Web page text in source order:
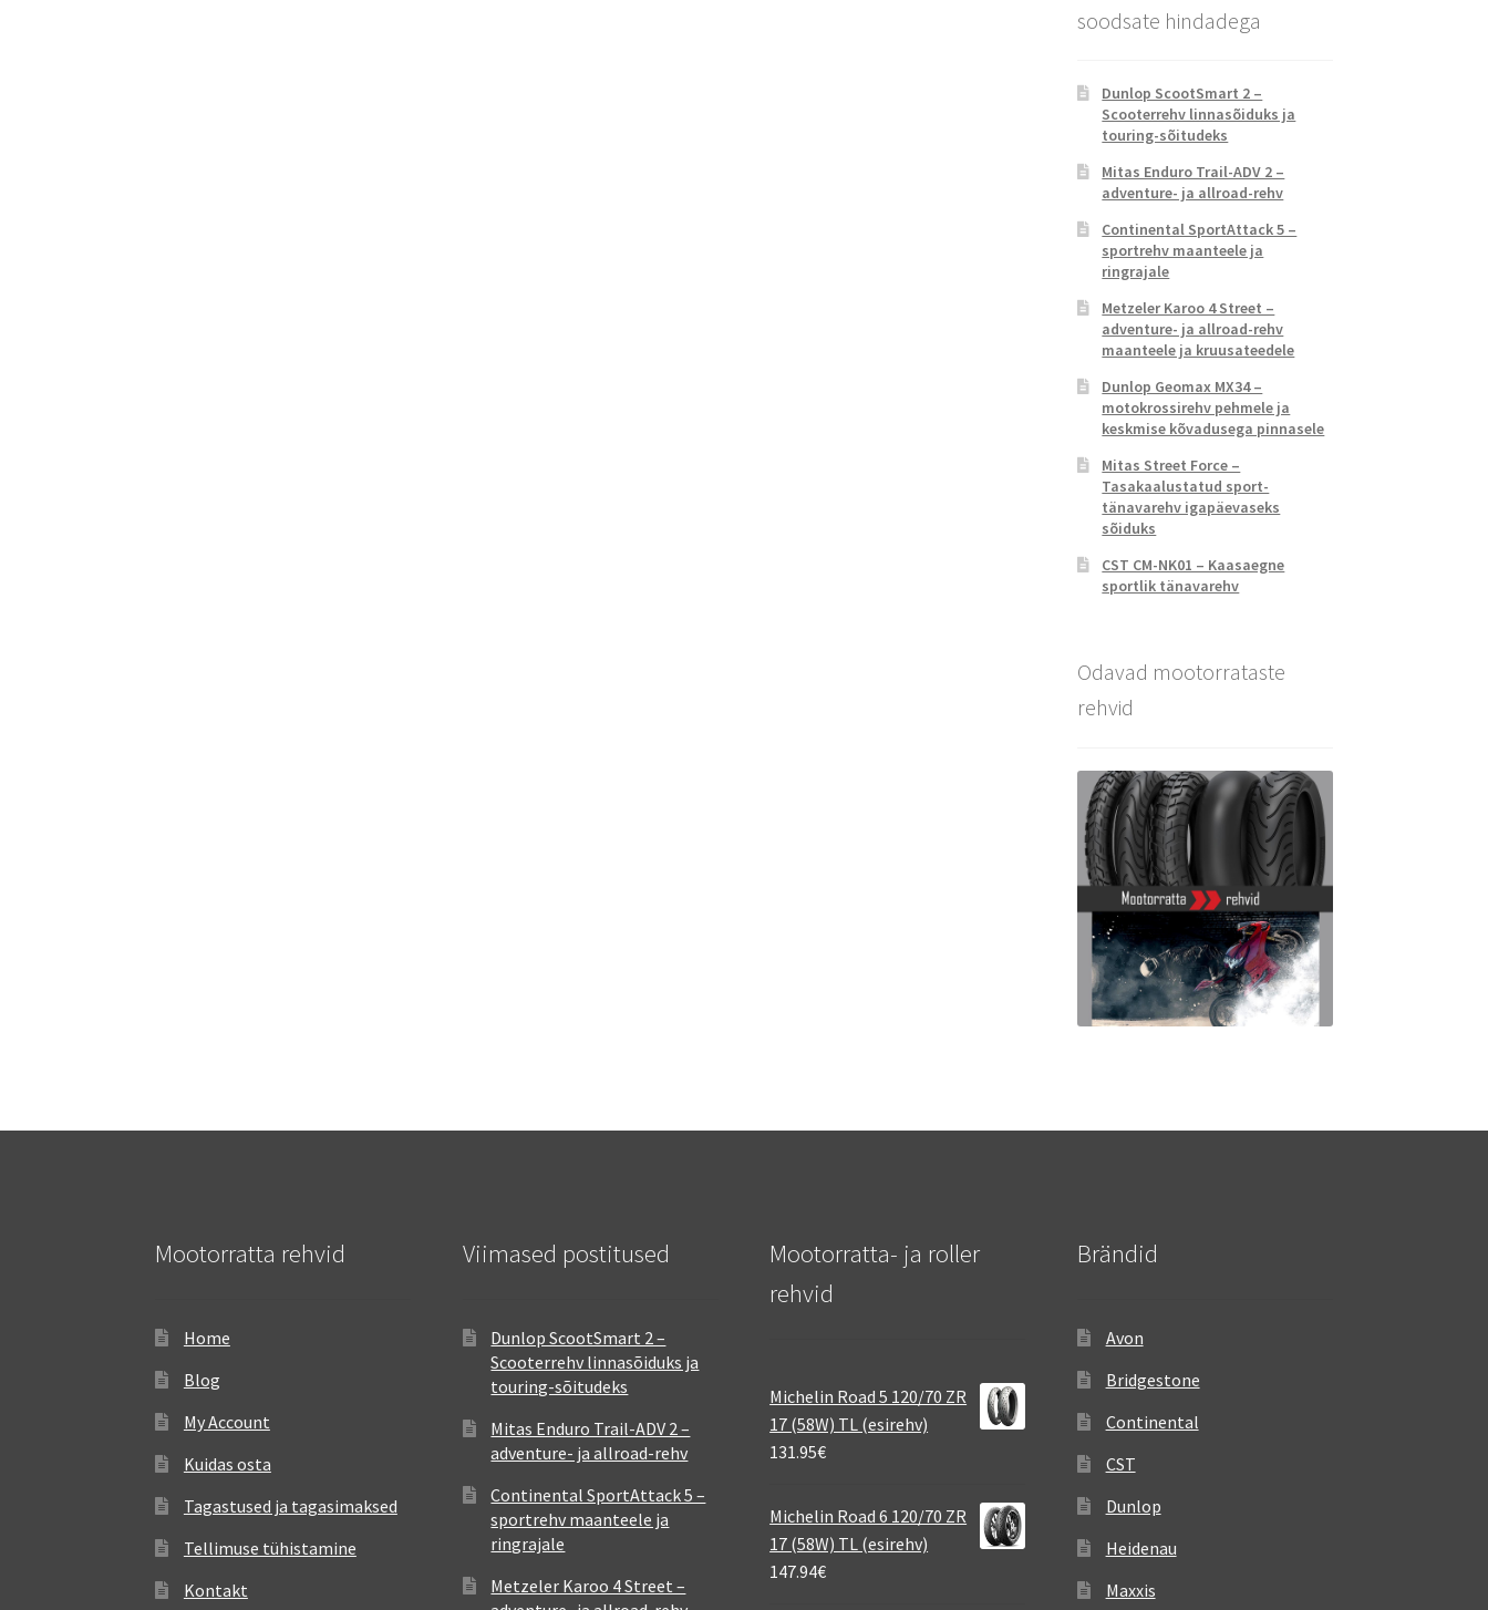
soodsate hindadega
Dunlop ScootSmart 2 –
Scooterrehv linnasõiduks ja
touring-sõitudeks
Mitas Enduro Trail-ADV 2 –
adventure- ja allroad-rehv
Continental SportAttack 5 –
sportrehv maanteele ja
ringrajale
Metzeler Karoo 4 Street –
adventure- ja allroad-rehv
maanteele ja kruusateedele
Dunlop Geomax MX34 –
motokrossirehv pehmele ja
keskmise kõvadusega pinnasele
Mitas Street Force –
Tasakaalustatud sport-
tänavarehv igapäevaseks
sõiduks
CST CM-NK01 – Kaasaegne
sportlik tänavarehv
Odavad mootorrataste
rehvid
Mootorratta rehvid
Home
Blog
My Account
Kuidas osta
Tagastused ja tagasimaksed
Tellimuse tühistamine
Kontakt
Viimased postitused
Dunlop ScootSmart 2 –
Scooterrehv linnasõiduks ja
touring-sõitudeks
Mitas Enduro Trail-ADV 2 –
adventure- ja allroad-rehv
Continental SportAttack 5 –
sportrehv maanteele ja
ringrajale
Metzeler Karoo 4 Street –
Mootorratta- ja roller
rehvid
Michelin Road 5 120/70 ZR
17 (58W) TL (esirehv)
131.95€
Michelin Road 6 120/70 ZR
17 (58W) TL (esirehv)
147.94€
Brändid
Avon
Bridgestone
Continental
CST
Dunlop
Heidenau
Maxxis